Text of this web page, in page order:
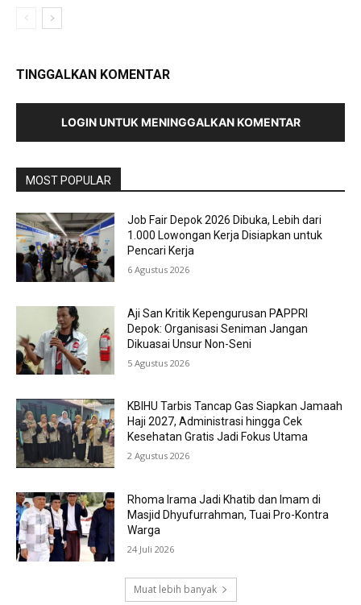
TINGGALKAN KOMENTAR
LOGIN UNTUK MENINGGALKAN KOMENTAR
MOST POPULAR
Job Fair Depok 2026 Dibuka, Lebih dari
1.000 Lowongan Kerja Disiapkan untuk
Pencari Kerja
6 Agustus 2026
Aji San Kritik Kepengurusan PAPPRI
Depok: Organisasi Seniman Jangan
Dikuasai Unsur Non-Seni
5 Agustus 2026
KBIHU Tarbis Tancap Gas Siapkan Jamaah
Haji 2027, Administrasi hingga Cek
Kesehatan Gratis Jadi Fokus Utama
2 Agustus 2026
Rhoma Irama Jadi Khatib dan Imam di
Masjid Dhyufurrahman, Tuai Pro-Kontra
Warga
24 Juli 2026
Muat lebih banyak